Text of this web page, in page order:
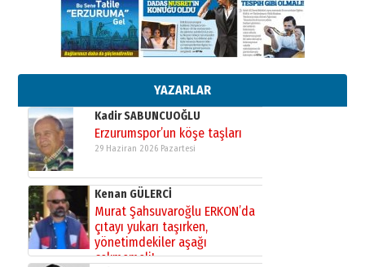
YAZARLAR
13 Mayıs 2026 Çarşamba
Esat BİNDESEN
Başkan Sekmen’den Erzurum’a
bir vizyon proje daha!
02 Ağustos 2026 Pazar
Kadir SABUNCUOĞLU
Erzurumspor’un köşe taşları
29 Haziran 2026 Pazartesi
Kenan GÜLERCİ
Murat Şahsuvaroğlu ERKON’da
çıtayı yukarı taşırken,
yönetimdekiler aşağı
çekmemeli!